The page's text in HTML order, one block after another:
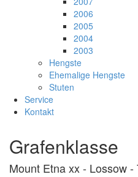
2006
2005
2004
2003
Hengste
Ehemalige Hengste
Stuten
Service
Kontakt
Grafenklasse
Mount Etna xx - Lossow -